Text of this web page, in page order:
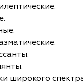
широкого